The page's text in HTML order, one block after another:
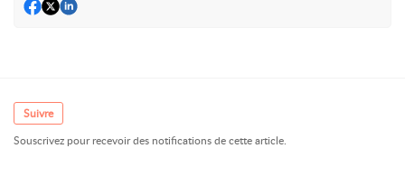
Suivre
Souscrivez pour recevoir des notifications de cette article.